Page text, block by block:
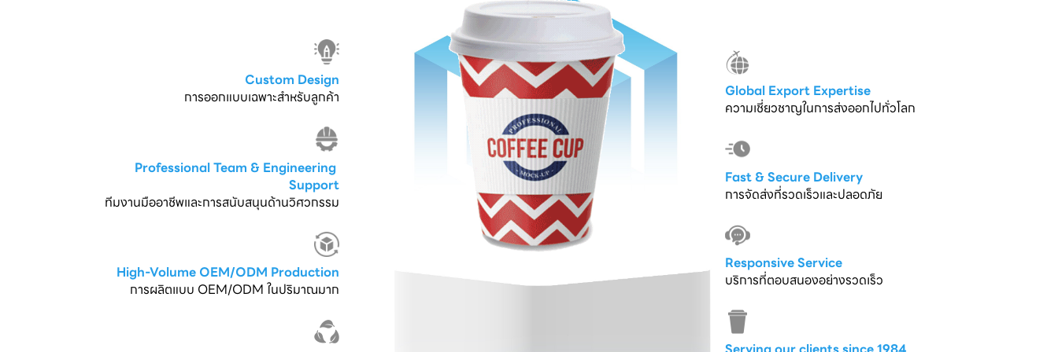
Custom Design
การออกแบบเฉพาะสำหรับลูกค้า
Professional Team & Engineering
Support
ทีมงานมืออาชีพและการสนับสนุนด้านวิศวกรรม
High-Volume OEM/ODM Production
การผลิตแบบ OEM/ODM ในปริมาณมาก
Global Export Expertise
ความเชี่ยวชาญในการส่งออกไปทั่วโลก
Fast & Secure Delivery
การจัดส่งที่รวดเร็วและปลอดภัย
Responsive Service
บริการที่ตอบสนองอย่างรวดเร็ว